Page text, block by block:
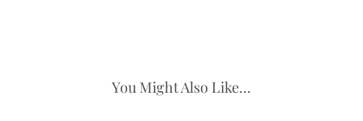
You Might Also Like...